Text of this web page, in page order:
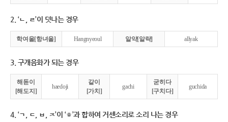
2. ‘ㄴ, ㄹ’이 덧나는 경우
학여울[항녀울] Hangnyeoul 알약[알략] allyak
3. 구개음화가 되는 경우
해돋이
[해도지]
haedoji
같이
[가치]
gachi
굳히다
[구치다]
guchida
4. ‘ㄱ, ㄷ, ㅂ, ㅈ’이 ‘ㅎ’과 합하여 거센소리로 소리 나는 경우